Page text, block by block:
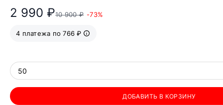
2 990 ₽10 900 ₽ -73%
4 платежа по 766 ₽
50
ДОБАВИТЬ В КОРЗИНУ